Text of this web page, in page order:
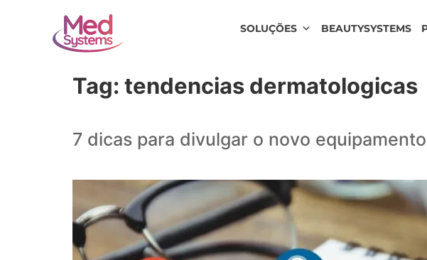
SOLUÇÕES BEAUTYSYSTEMS
Tag: tendencias dermatologicas
7 dicas para divulgar o novo